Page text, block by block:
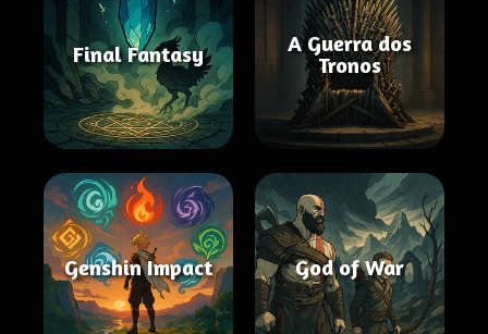
Final Fantasy
A Guerra dos
Tronos
Genshin Impact God of War